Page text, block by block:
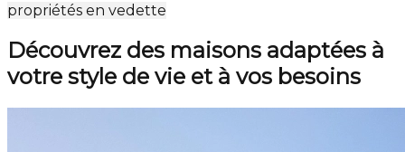
propriétés en vedette
Découvrez des maisons adaptées à
votre style de vie et à vos besoins